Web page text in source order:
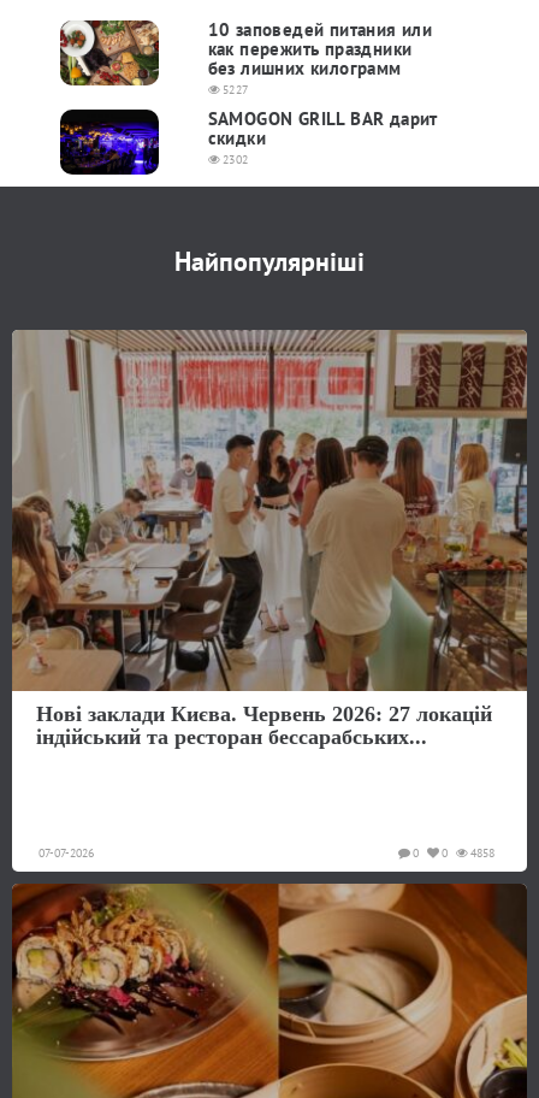
10 заповедей питания или
как пережить праздники
без лишних килограмм
5227
SAMOGON GRILL BAR дарит
скидки
2302
Найпопулярніші
Нові заклади Києва. Червень 2026: 27 локацій
індійський та ресторан бессарабських...
07-07-2026 4858
0
0